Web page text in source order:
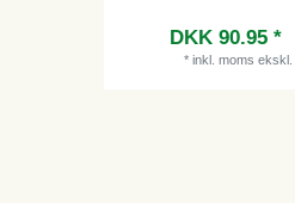
DKK 90.95 *
* inkl. moms ekskl.